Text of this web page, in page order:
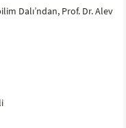
Dalı’ndan, Prof. Dr. Alev